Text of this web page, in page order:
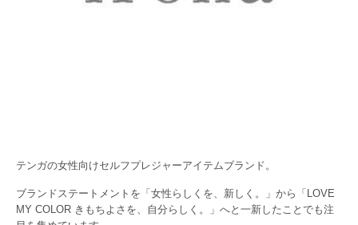
テンガの女性向けセルフプレジャーアイテムブランド。
ブランドステートメントを「女性らしくを、新しく。」から「LOVE
MY COLOR きもちよさを、自分らしく。」へと一新したことでも注